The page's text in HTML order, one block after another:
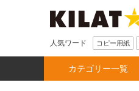
人気ワード コピー用紙
カテゴリー一覧